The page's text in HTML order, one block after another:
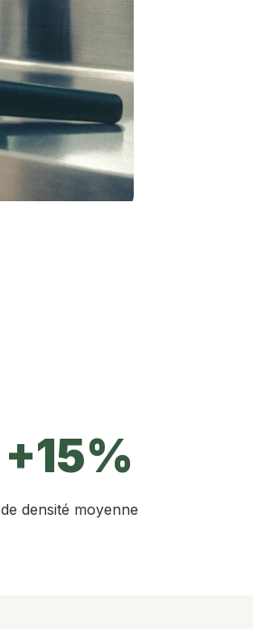
+15%
de densité moyenne